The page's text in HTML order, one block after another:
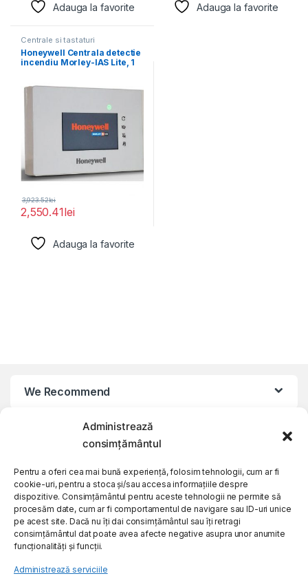
Administrează
consimțământul
Pentru a oferi cea mai bună experiență, folosim tehnologii, cum ar fi
cookie-uri, pentru a stoca și/sau accesa informațiile despre
dispozitive. Consimțământul pentru aceste tehnologii ne permite să
procesăm date, cum ar fi comportamentul de navigare sau ID-uri unice
pe acest site. Dacă nu îți dai consimțământul sau îți retragi
consimțământul dat poate avea afecte negative asupra unor anumite
funcționalități și funcții.
Administrează serviciile
Adauga la favorite Adauga la favorite
Centrale si tastaturi
Honeywell Centrala detectie
incendiu Morley-IAS Lite, 1
2,550.41lei
3,923.52lei
Adauga la favorite
We Recommend
My Account
Customer Care
About Us